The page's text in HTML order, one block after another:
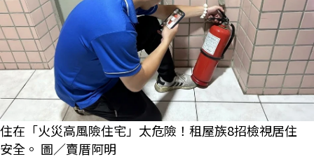
住在「火災高風險住宅」太危險！租屋族8招檢視居住
安全。 圖／賣厝阿明